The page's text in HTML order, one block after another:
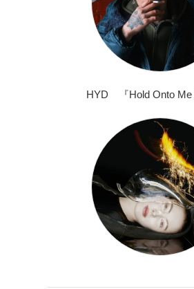
HYD 『Hold Onto Me